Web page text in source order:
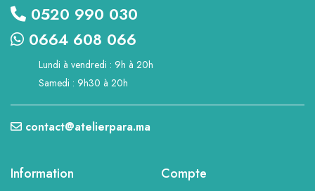
0520 990 030
0664 608 066
Lundi à vendredi : 9h à 20h
Samedi : 9h30 à 20h
contact@atelierpara.ma
Information Compte